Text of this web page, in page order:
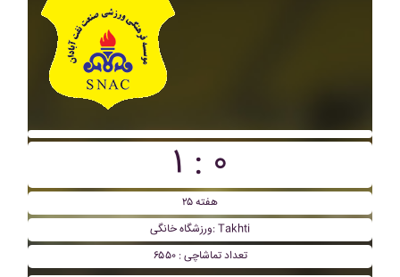
۱ : ۰
هفته ۲۵
ورزشگاه خانگی: Takhti
تعداد تماشاچی : ۶۵۵۰